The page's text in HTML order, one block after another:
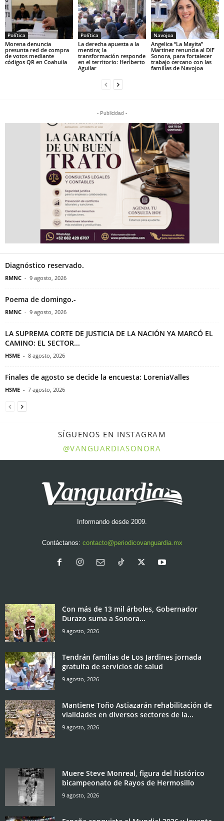
Política
Morena denuncia
presunta red de compra
de votos mediante
códigos QR en Coahuila
Política
La derecha apuesta a la
mentira; la
transformación responde
en el territorio: Heriberto
Aguilar
Navojoa
Angelica “La Mayita”
Martinez renuncia al DIF
Sonora, para fortalecer
trabajo cercano con las
familias de Navojoa
- Publicidad -
Diagnóstico reservado.
RMNC - 9 agosto, 2026
Poema de domingo.-
RMNC - 9 agosto, 2026
LA SUPREMA CORTE DE JUSTICIA DE LA NACIÓN YA MARCÓ EL
CAMINO: EL SECTOR...
HSME - 8 agosto, 2026
Finales de agosto se decide la encuesta: LoreniaValles
HSME - 7 agosto, 2026
SÍGUENOS EN INSTAGRAM
@VANGUARDIASONORA
Informando desde 2009.
Contáctanos: contacto@periodicovanguardia.mx
Con más de 13 mil árboles, Gobernador
Durazo suma a Sonora...
9 agosto, 2026
Tendrán familias de Los Jardines jornada
gratuita de servicios de salud
9 agosto, 2026
Mantiene Toño Astiazarán rehabilitación de
vialidades en diversos sectores de la...
9 agosto, 2026
Muere Steve Monreal, figura del histórico
bicampeonato de Rayos de Hermosillo
9 agosto, 2026